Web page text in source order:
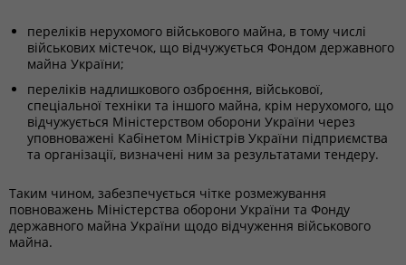
переліків нерухомого військового майна, в тому числі
військових містечок, що відчужується Фондом державного
майна України;
переліків надлишкового озброєння, військової,
спеціальної техніки та іншого майна, крім нерухомого, що
відчужується Міністерством оборони України через
уповноважені Кабінетом Міністрів України підприємства
та організації, визначені ним за результатами тендеру.
Таким чином, забезпечується чітке розмежування
повноважень Міністерства оборони України та Фонду
державного майна України щодо відчуження військового
майна.